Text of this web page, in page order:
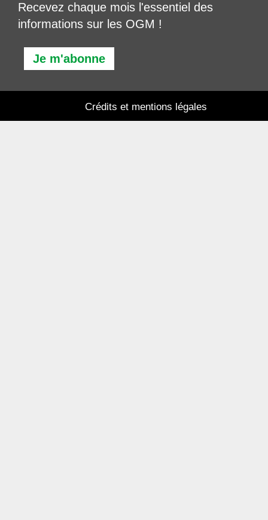
Recevez chaque mois l'essentiel des
informations sur les OGM !
Je m'abonne
Crédits et mentions légales